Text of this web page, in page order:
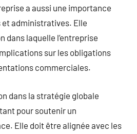
a aussi une importance
administratives. Elle
dans laquelle l’entreprise
sur les obligations
commerciales.
dans la stratégie globale
pour soutenir un
Elle doit être alignée avec les